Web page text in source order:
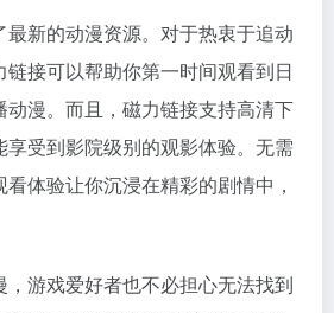
新的动漫资源。对于热衷于追动
接可以帮助你第一时间观看到日
漫。而且，磁力链接支持高清下
受到影院级别的观影体验。无需
体验让你沉浸在精彩的剧情中，
，游戏爱好者也不必担心无法找到